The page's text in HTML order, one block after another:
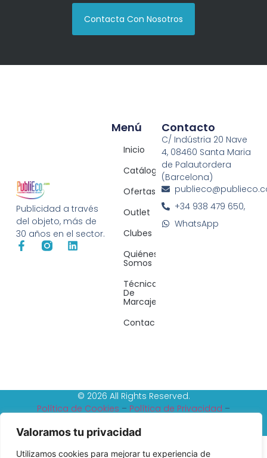
Valoramos tu privacidad
Utilizamos cookies para mejorar tu experiencia de
Contacta Con Nosotros
Publicidad a través
del objeto, más de
30 años en el sector.
Menú
Inicio
Catálogos
Ofertas
Outlet
Clubes
Quiénes
Somos
Técnicas
De
Marcaje
Contacto
Contacto
C/ Indústria 20 Nave
4, 08460 Santa Maria
de Palautordera
(Barcelona)
+34 938 479 650,
WhatsApp
© 2026 All Rights Reserved.
Política de Cookies – Política de Privacidad –